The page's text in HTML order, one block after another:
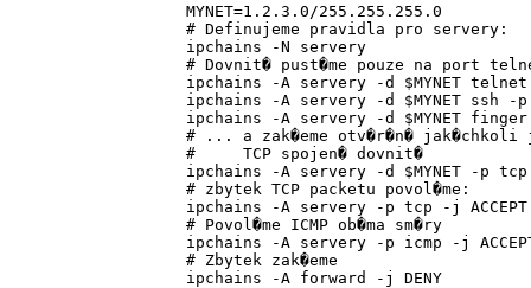
MYNET=1.2.3.0/255.255.255.0
# Definujeme pravidla pro servery:
ipchains -N servery
# Dovnit� pust�me pouze na port
ipchains -A servery -d $MYNET
ipchains -A servery -d $MYNET ssh -
ipchains -A servery -d $MYNET
# ... a zak�eme otv�r�n�
#     TCP spojen� dovnit�
ipchains -A servery -d $MYNET -p
# zbytek TCP packetu povol�me:
ipchains -A servery -p tcp -j ACCEPT
# Povol�me ICMP ob�ma sm�ry
ipchains -A servery -p icmp -j
# Zbytek zak�eme
ipchains -A forward -j DENY